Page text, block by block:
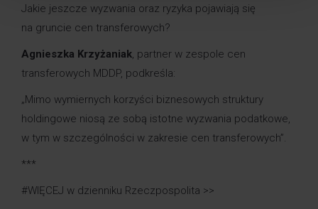
Jakie jeszcze wyzwania oraz ryzyka pojawiają się
na gruncie cen transferowych?
Agnieszka Krzyżaniak, partner w zespole cen
transferowych MDDP, podkreśla:
„Mimo wymiernych korzyści biznesowych struktury
holdingowe niosą ze sobą istotne wyzwania podatkowe,
w tym w szczególności w zakresie cen transferowych”.
***
#WIĘCEJ w dzienniku Rzeczpospolita >>